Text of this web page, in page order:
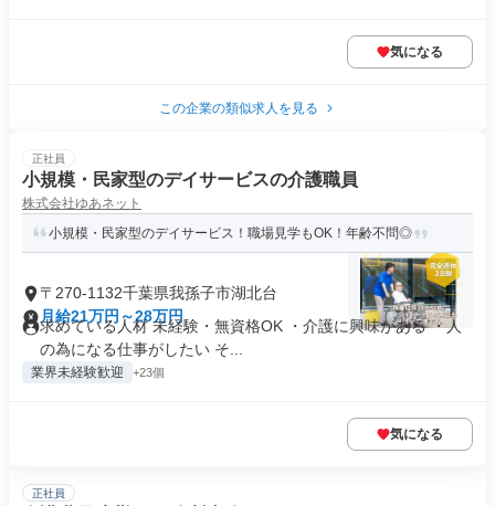
気になる
この企業の類似求人を見る
正社員
小規模・民家型のデイサービスの介護職員
株式会社ゆあネット
小規模・民家型のデイサービス！職場見学もOK！年齢不問◎
〒270-1132千葉県我孫子市湖北台
月給21万円～28万円
求めている人材 未経験・無資格OK ・介護に興味がある ・人
の為になる仕事がしたい そ...
業界未経験歓迎 +23個
気になる
正社員